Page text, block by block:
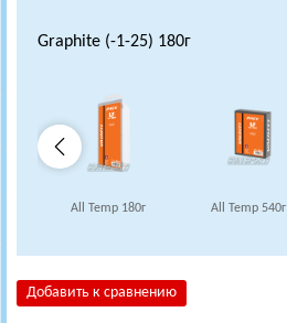
Graphite (-1-25) 180г
All Temp 180г All Temp 540г
Добавить к сравнению